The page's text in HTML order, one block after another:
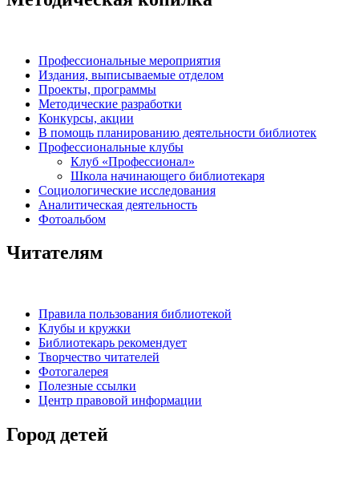
Профессиональные мероприятия
Издания, выписываемые отделом
Проекты, программы
Методические разработки
Конкурсы, акции
В помощь планированию деятельности библиотек
Профессиональные клубы
Клуб «Профессионал»
Школа начинающего библиотекаря
Социологические исследования
Аналитическая деятельность
Фотоальбом
Читателям
Правила пользования библиотекой
Клубы и кружки
Библиотекарь рекомендует
Творчество читателей
Фотогалерея
Полезные ссылки
Центр правовой информации
Город детей